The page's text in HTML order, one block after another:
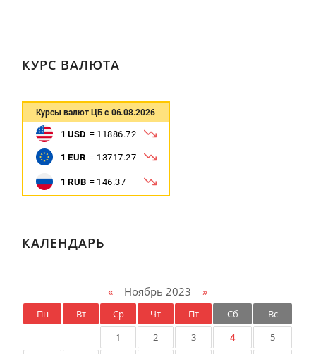
КУРС ВАЛЮТА
КАЛЕНДАРЬ
« Ноябрь 2023»
Пн Вт Ср Чт Пт Сб
Вс
1
2 3 4
5